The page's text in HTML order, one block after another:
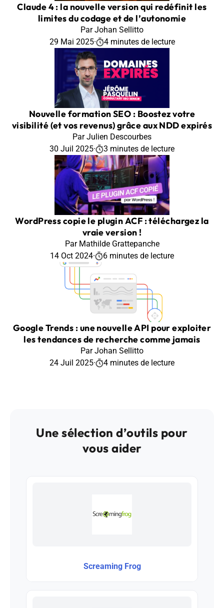
Claude 4 : la nouvelle version qui redéfinit les
limites du codage et de l’autonomie
Par Johan Sellitto
29 Mai 2025· 4 minutes de lecture
Nouvelle formation SEO : Boostez votre
visibilité (et vos revenus) grâce aux NDD expirés
Par Julien Descourbes
30 Juil 2025· 3 minutes de lecture
WordPress copie le plugin ACF : téléchargez la
vraie version !
Par Mathilde Grattepanche
14 Oct 2024· 6 minutes de lecture
Google Trends : une nouvelle API pour exploiter
les tendances de recherche comme jamais
Par Johan Sellitto
24 Juil 2025· 4 minutes de lecture
Une sélection d’outils pour
vous aider
Screaming Frog